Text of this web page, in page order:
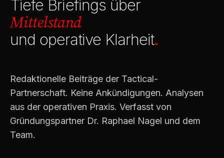
Tiefe Briefings über
Mittelstand
und operative Klarheit.
Redaktionelle Beiträge der Tactical-
Partnerschaft. Keine Ankündigungen. Analysen
aus der operativen Praxis. Verfasst von
Gründungspartner Dr. Raphael Nagel und dem
Team.